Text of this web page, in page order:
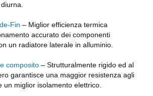
Fin – Miglior efficienza termica
accurato dei componenti
un radiatore laterale in alluminio.
composito – Strutturalmente rigido ed al
garantisce una maggior resistenza agli
un miglior isolamento elettrico.